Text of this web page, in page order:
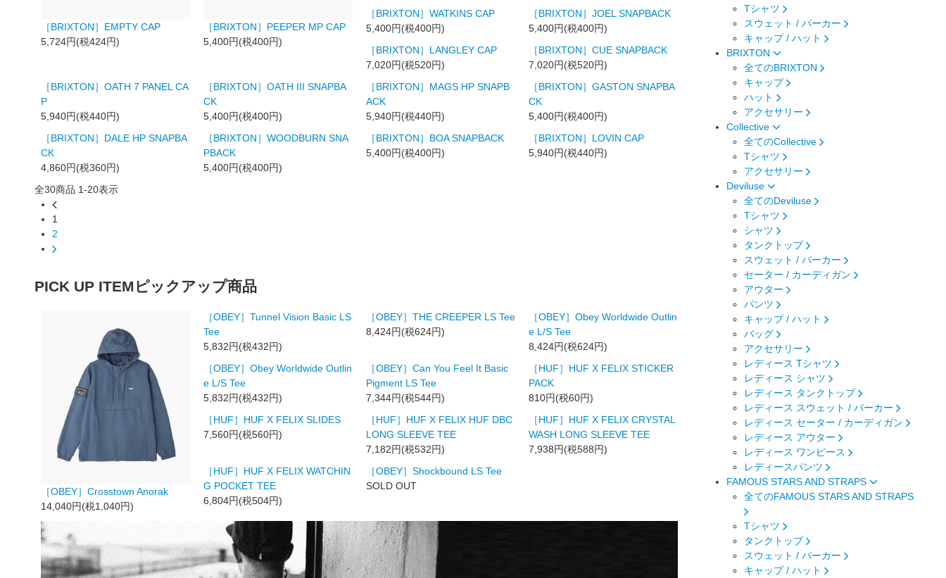
［BRIXTON］EMPTY CAP
5,724円(税424円)
［BRIXTON］PEEPER MP CAP
5,400円(税400円)
［BRIXTON］WATKINS CAP
5,400円(税400円)
［BRIXTON］JOEL SNAPBACK
5,400円(税400円)
［BRIXTON］LANGLEY CAP
7,020円(税520円)
［BRIXTON］CUE SNAPBACK
7,020円(税520円)
［BRIXTON］OATH 7 PANEL CA
P
5,940円(税440円)
［BRIXTON］OATH III SNAPBA
CK
5,400円(税400円)
［BRIXTON］MAGS HP SNAPB
ACK
5,940円(税440円)
［BRIXTON］GASTON SNAPBA
CK
5,400円(税400円)
［BRIXTON］DALE HP SNAPBA
CK
4,860円(税360円)
［BRIXTON］WOODBURN SNA
PBACK
5,400円(税400円)
［BRIXTON］BOA SNAPBACK
5,400円(税400円)
［BRIXTON］LOVIN CAP
5,940円(税440円)
全30商品 1-20表示
1
2
PICK UP ITEM ピックアップ商品
［OBEY］Crosstown Anorak
14,040円(税1,040円)
［OBEY］Tunnel Vision Basic LS
Tee
5,832円(税432円)
［OBEY］THE CREEPER LS Tee
8,424円(税624円)
［OBEY］Obey Worldwide Outlin
e L/S Tee
8,424円(税624円)
［OBEY］Obey Worldwide Outlin
e L/S Tee
5,832円(税432円)
［OBEY］Can You Feel It Basic
Pigment LS Tee
7,344円(税544円)
［HUF］HUF X FELIX STICKER
PACK
810円(税60円)
［HUF］HUF X FELIX SLIDES
7,560円(税560円)
［HUF］HUF X FELIX HUF DBC
LONG SLEEVE TEE
7,182円(税532円)
［HUF］HUF X FELIX CRYSTAL
WASH LONG SLEEVE TEE
7,938円(税588円)
［HUF］HUF X FELIX WATCHIN
G POCKET TEE
6,804円(税504円)
［OBEY］Shockbound LS Tee
SOLD OUT
Tシャツ
スウェット / パーカー
キャップ / ハット
BRIXTON
全てのBRIXTON
キャップ
ハット
アクセサリー
Collective
全てのCollective
Tシャツ
アクセサリー
Deviluse
全てのDeviluse
Tシャツ
シャツ
タンクトップ
スウェット / パーカー
セーター / カーディガン
アウター
パンツ
キャップ / ハット
バッグ
アクセサリー
レディース Tシャツ
レディース シャツ
レディース タンクトップ
レディース スウェット / パーカー
レディース セーター / カーディガン
レディース アウター
レディース ワンピース
レディースパンツ
FAMOUS STARS AND STRAPS
全てのFAMOUS STARS AND STRAPS
Tシャツ
タンクトップ
スウェット / パーカー
キャップ / ハット